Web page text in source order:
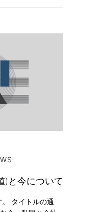
)と今について
タイトルの通